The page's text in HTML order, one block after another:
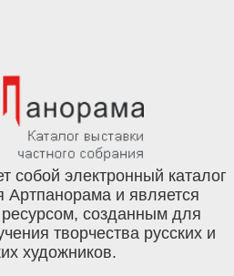
собой электронный каталог
Артпанорама и является
созданным для
творчества русских и
художников.